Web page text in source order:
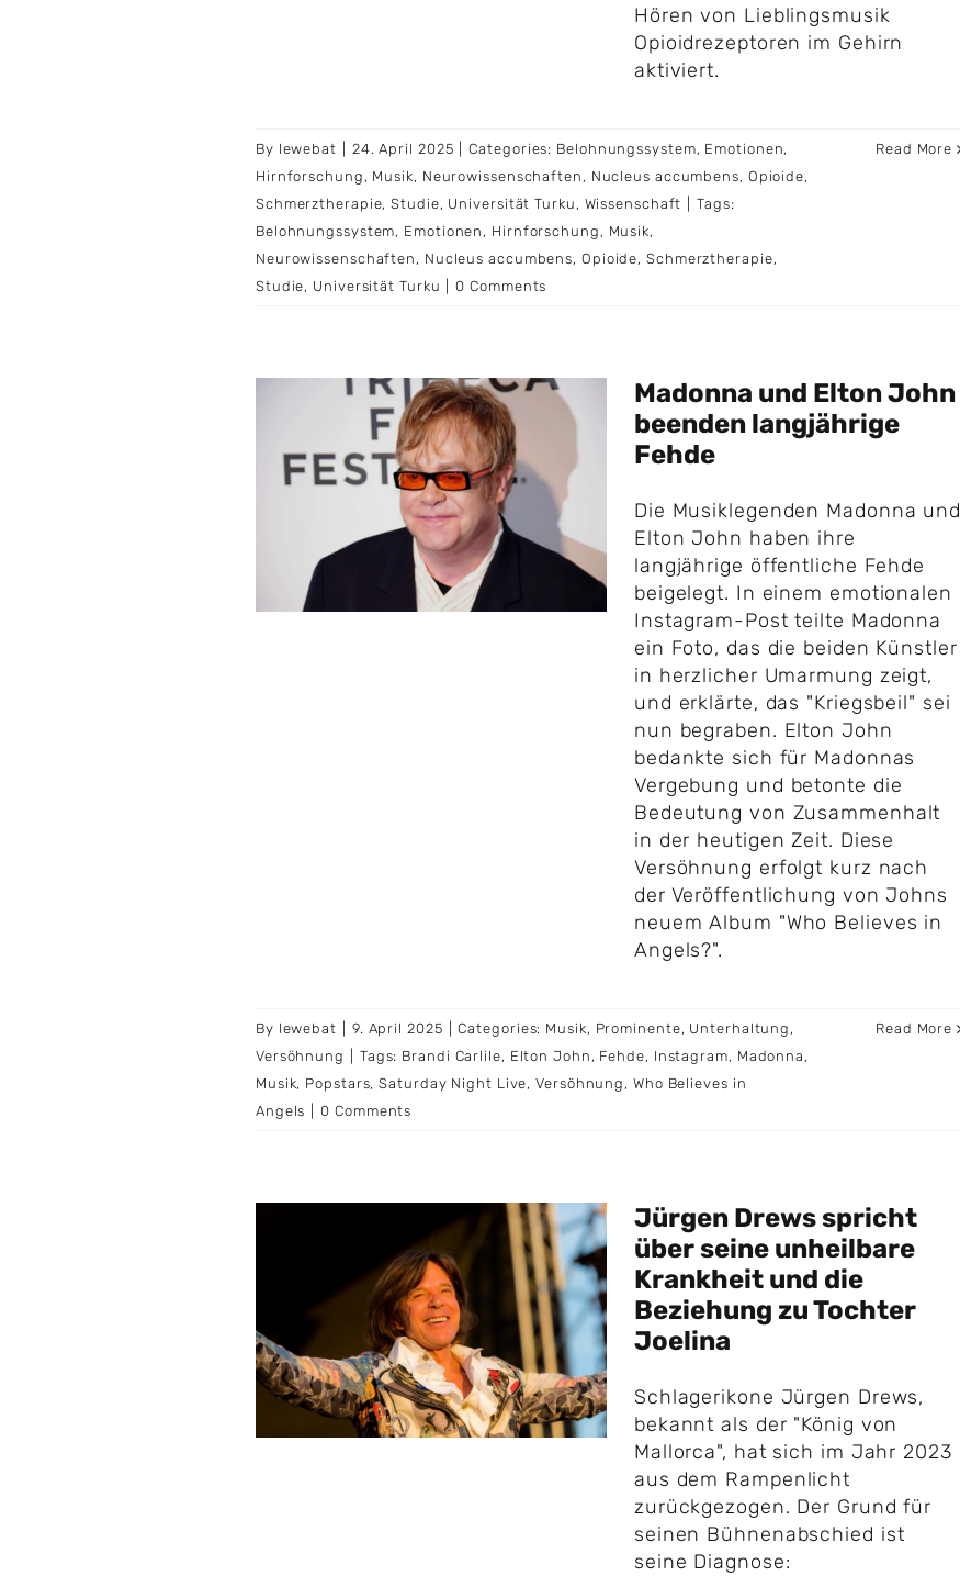
Hören von Lieblingsmusik
Opioidrezeptoren im Gehirn
aktiviert.
By lewebat 24. April 2025 Categories: Belohnungssystem, Emotionen,
Hirnforschung , Musik, Neurowissenschaften , Nucleus accumbens, Opioide,
Schmerztherapie,Studie, Universität Turku , Wissenschaft
Tags:
Belohnungssystem, Emotionen , Hirnforschung , Musik,
Neurowissenschaften , Nucleus accumbens, Opioide,Schmerztherapie,
Studie, Universität Turku 0 Comments
Read More
Madonna und Elton John
beenden langjährige
Fehde
Die Musiklegenden Madonna und
Elton John haben ihre
langjährige öffentliche Fehde
beigelegt. In einem emotionalen
Instagram-Post teilte Madonna
ein Foto, das die beiden Künstler
in herzlicher Umarmung zeigt,
und erklärte, das "Kriegsbeil" sei
nun begraben. Elton John
bedankte sich für Madonnas
Vergebung und betonte die
Bedeutung von Zusammenhalt
in der heutigen Zeit. Diese
Versöhnung erfolgt kurz nach
der Veröffentlichung von Johns
neuem Album "Who Believes in
Angels?".
By lewebat 9. April 2025 Categories: Musik, Prominente, Unterhaltung ,
Versöhnung
Tags: Brandi Carlile, Elton John , Fehde, Instagram, Madonna ,
Musik, Popstars,Saturday Night Live,Versöhnung , Who Believes in
Angels
0 Comments
Read More
Jürgen Drews spricht
über seine unheilbare
Krankheit und die
Beziehung zu Tochter
Joelina
Schlagerikone Jürgen Drews,
bekannt als der "König von
Mallorca", hat sich im Jahr 2023
aus dem Rampenlicht
zurückgezogen. Der Grund für
seinen Bühnenabschied ist
seine Diagnose: